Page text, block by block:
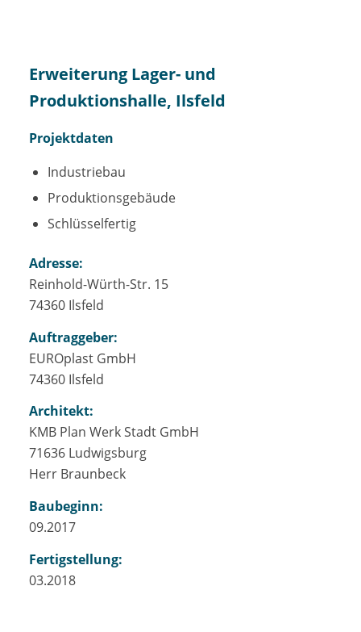
Erweiterung Lager- und
Produktionshalle, Ilsfeld
Projektdaten
Industriebau
Produktionsgebäude
Schlüsselfertig
Adresse:
Reinhold-Würth-Str. 15
74360 Ilsfeld
Auftraggeber:
EUROplast GmbH
74360 Ilsfeld
Architekt:
KMB Plan Werk Stadt GmbH
71636 Ludwigsburg
Herr Braunbeck
Baubeginn:
09.2017
Fertigstellung:
03.2018